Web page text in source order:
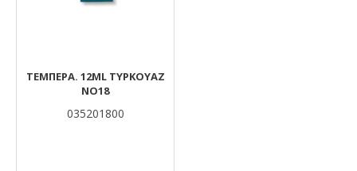
ΤΕΜΠEΡΑ. 12ML ΤΥΡΚΟΥΑΖ
ΝΟ18
035201800